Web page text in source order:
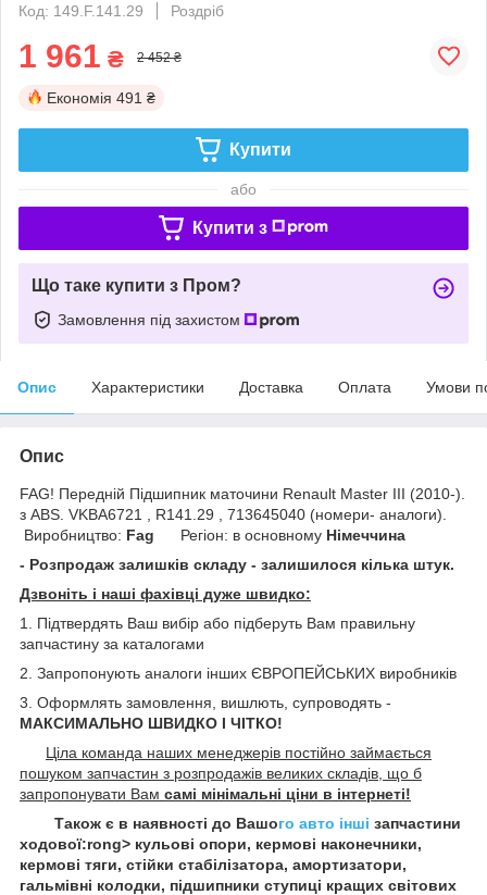
Код: 149.F.141.29
Роздріб
1 961 ₴ 2 452 ₴
Економія 491 ₴
Купити
або
Купити з
Що таке купити з Пром?
Замовлення під захистом
Опис Характеристики Доставка Оплата Умови
Опис
FAG! Передній Підшипник маточини Renault Master III (2010-).
з ABS. VKBA6721 , R141.29 , 713645040 (номери- аналоги).
Виробництво: Fag Регіон: в основному Німеччина
- Розпродаж залишків складу - залишилося кілька штук.
Дзвоніть і наші фахівці дуже швидко:
1. Підтвердять Ваш вибір або підберуть Вам правильну
запчастину за каталогами
2. Запропонують аналоги інших ЄВРОПЕЙСЬКИХ виробників
3. Оформлять замовлення, вишлють, супроводять -
МАКСИМАЛЬНО ШВИДКО І ЧІТКО!
Ціла команда наших менеджерів постійно займається
пошуком запчастин з розпродажів великих складів, що б
запропонувати Вам самі мінімальні ціни в інтернеті!
Також є в наявності до Вашого авто інші запчастини
ходової:rong> кульові опори, кермові наконечники,
кермові тяги, стійки стабілізатора, амортизатори,
гальмівні колодки, підшипники ступиці кращих світових